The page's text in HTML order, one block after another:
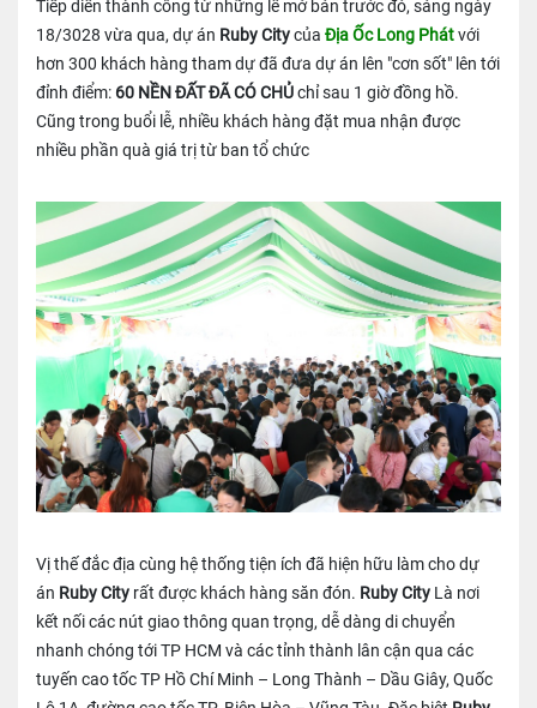
Tiếp diễn thành công từ những lễ mở bán trước đó, sáng ngày
18/3028 vừa qua, dự án Ruby Citycủa Địa Ốc Long Phátvới
hơn 300 khách hàng tham dự đã đưa dự án lên "cơn sốt" lên tới
đỉnh điểm: 60 NỀN ĐẤT ĐÃ CÓ CHỦchỉ sau 1 giờ đồng hồ.
Cũng trong buổi lễ, nhiều khách hàng đặt mua nhận được
nhiều phần quà giá trị từ ban tổ chức
Vị thế đắc địa cùng hệ thống tiện ích đã hiện hữu làm cho dự
án Ruby City rất được khách hàng săn đón. Ruby City Là nơi
kết nối các nút giao thông quan trọng, dễ dàng di chuyển
nhanh chóng tới TP HCM và các tỉnh thành lân cận qua các
tuyến cao tốc TP Hồ Chí Minh – Long Thành – Dầu Giây, Quốc